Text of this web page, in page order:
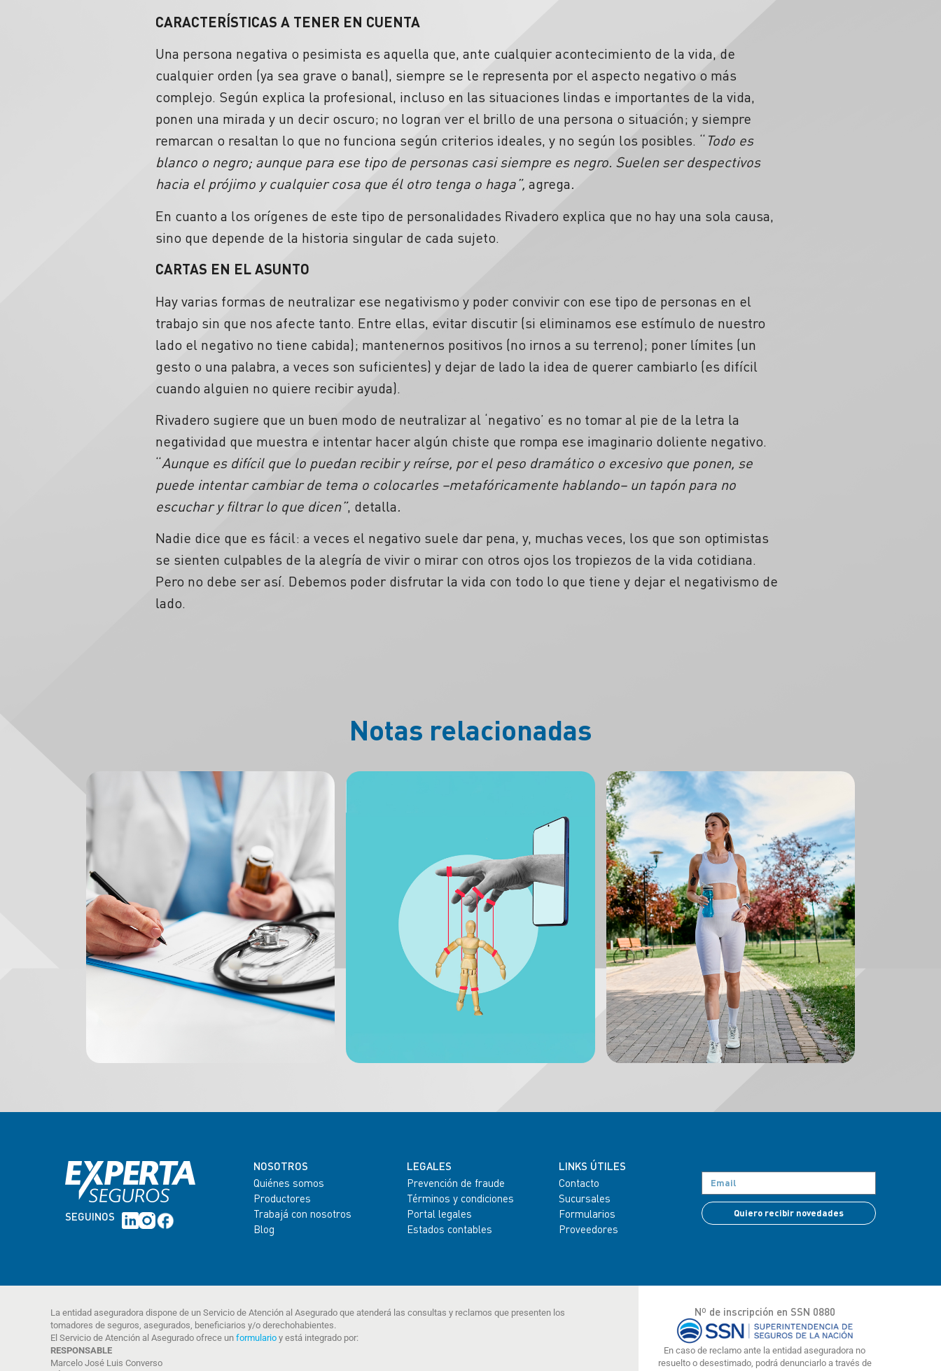
CARACTERÍSTICAS A TENER EN CUENTA
Una persona negativa o pesimista es aquella que, ante cualquier acontecimiento de la vida, de
cualquier orden (ya sea grave o banal), siempre se le representa por el aspecto negativo o más
complejo. Según explica la profesional, incluso en las situaciones lindas e importantes de la vida,
ponen una mirada y un decir oscuro; no logran ver el brillo de una persona o situación; y siempre
remarcan o resaltan lo que no funciona según criterios ideales, y no según los posibles. “ Todo es
blanco o negro; aunque para ese tipo de personas casi siempre es negro. Suelen ser despectivos
hacia el prójimo y cualquier cosa que él otro tenga o haga”, agrega.
En cuanto a los orígenes de este tipo de personalidades Rivadero explica que no hay una sola causa,
sino que depende de la historia singular de cada sujeto.
CARTAS EN EL ASUNTO
Hay varias formas de neutralizar ese negativismo y poder convivir con ese tipo de personas en el
trabajo sin que nos afecte tanto. Entre ellas, evitar discutir (si eliminamos ese estímulo de nuestro
lado el negativo no tiene cabida); mantenernos positivos (no irnos a su terreno); poner límites (un
gesto o una palabra, a veces son suficientes) y dejar de lado la idea de querer cambiarlo (es difícil
cuando alguien no quiere recibir ayuda).
Rivadero sugiere que un buen modo de neutralizar al ‘negativo’ es no tomar al pie de la letra la
negatividad que muestra e intentar hacer algún chiste que rompa ese imaginario doliente negativo.
“Aunque es difícil que lo puedan recibir y reírse, por el peso dramático o excesivo que ponen, se
puede intentar cambiar de tema o colocarles –metafóricamente hablando– un tapón para no
escuchar y filtrar lo que dicen”, detalla.
Nadie dice que es fácil: a veces el negativo suele dar pena, y, muchas veces, los que son optimistas
se sienten culpables de la alegría de vivir o mirar con otros ojos los tropiezos de la vida cotidiana.
Pero no debe ser así. Debemos poder disfrutar la vida con todo lo que tiene y dejar el negativismo de
lado.
Notas relacionadas
SEGUINOS
NOSOTROS
Quiénes somos
Productores
Trabajá con nosotros
Blog
LEGALES
Prevención de fraude
Términos y condiciones
Portal legales
Estados contables
LINKS ÚTILES
Contacto
Sucursales
Formularios
Proveedores
Quiero recibir novedades
La entidad aseguradora dispone de un Servicio de Atención al Asegurado que atenderá las consultas y reclamos que presenten los
tomadores de seguros, asegurados, beneficiarios y/o derechohabientes.
El Servicio de Atención al Asegurado ofrece un formulario y está integrado por:
RESPONSABLE
Marcelo José Luis Converso
Nº de inscripción en SSN 0880
En caso de reclamo ante la entidad aseguradora no
resuelto o desestimado, podrá denunciarlo a través de